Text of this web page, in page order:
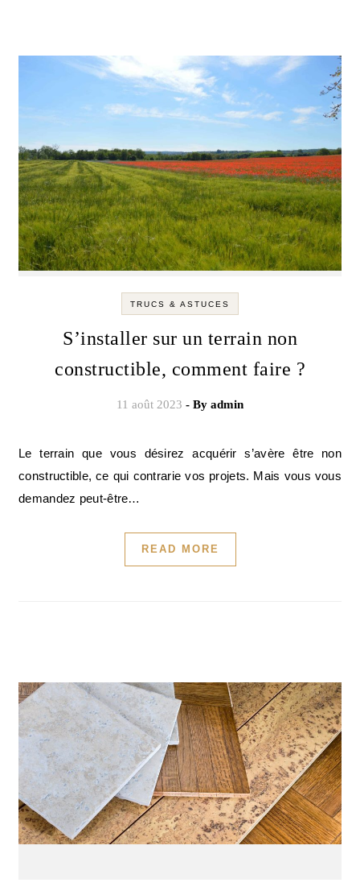
TRUCS & ASTUCES
S’installer sur un terrain non
constructible, comment faire ?
11 août 2023 - By admin
Le terrain que vous désirez acquérir s’avère être non
constructible, ce qui contrarie vos projets. Mais vous vous
demandez peut-être…
READ MORE